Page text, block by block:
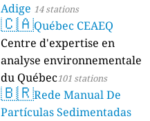
Adige 14 stations
🇨🇦Québec CEAEQ
Centre d'expertise en
analyse environnementale
du Québec101 stations
🇧🇷Rede Manual De
Partículas Sedimentadas